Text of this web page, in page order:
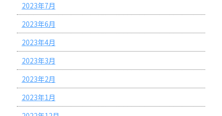
2023年7月
2023年6月
2023年4月
2023年3月
2023年2月
2023年1月